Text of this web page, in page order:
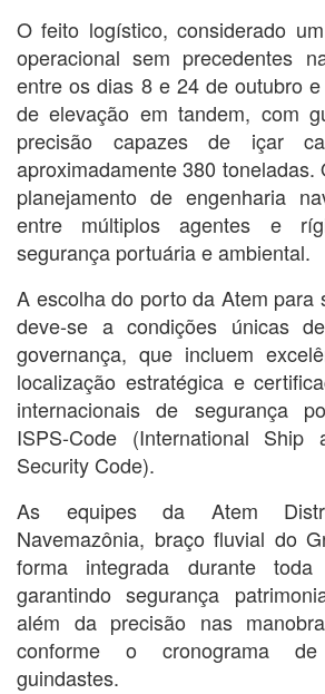
O feito logístico, considerado
operacional sem precedentes
entre os dias 8 e 24 de outubro
de elevação em tandem, com
precisão capazes de içar
aproximadamente 380 toneladas.
planejamento de engenharia
entre múltiplos agentes e
segurança portuária e ambiental.
A escolha do porto da Atem para
deve-se a condições únicas
governança, que incluem
localização estratégica e
internacionais de segurança
ISPS-Code (International Ship
Security Code).
As equipes da Atem
Navemazônia, braço fluvial do
forma integrada durante
garantindo segurança
além da precisão nas
conforme o cronograma
guindastes.